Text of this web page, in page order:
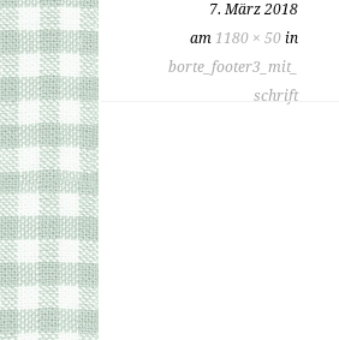
7. März 2018
am 1180 × 50 in
borte_footer3_mit_
schrift